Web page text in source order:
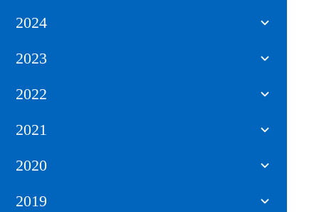
2024
2023
2022
2021
2020
2019